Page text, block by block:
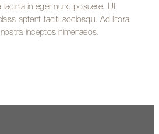
lacinia integer nunc posuere. Ut
aptent taciti sociosqu. Ad litora
inceptos himenaeos.